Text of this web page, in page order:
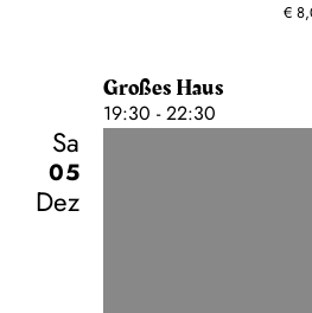
€
Großes Haus
19:30 - 22:30
Sa
05
Dez